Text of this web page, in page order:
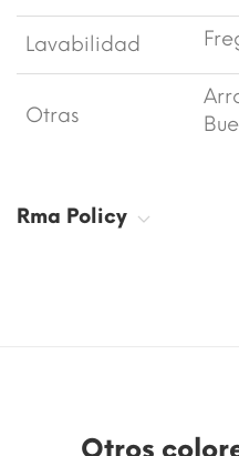
Lavabilidad
Otras
Rma Policy
Otros